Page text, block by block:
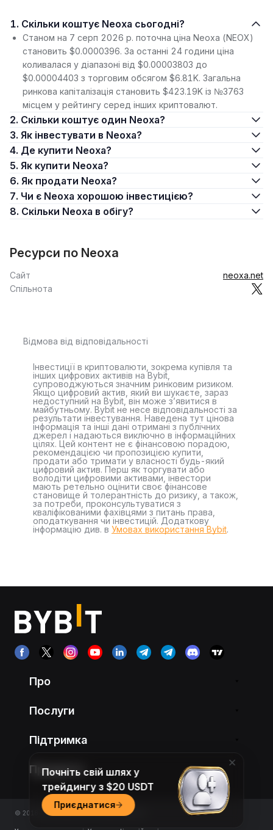
1. Скільки коштує Neoxa сьогодні?
Станом на 7 серп 2026 р. поточна ціна Neoxa (NEOX)
становить $0.0000396. За останні 24 години ціна
коливалася у діапазоні від $0.00003803 до
$0.00004403 з торговим обсягом $6.81K. Загальна
ринкова капіталізація становить $423.19K із №3763
місцем у рейтингу серед інших криптовалют.
2. Скільки коштує один Neoxa?
3. Як інвестувати в Neoxa?
4. Де купити Neoxa?
5. Як купити Neoxa?
6. Як продати Neoxa?
7. Чи є Neoxa хорошою інвестицією?
8. Скільки Neoxa в обігу?
Ресурси по Neoxa
Сайт
neoxa.net
Спільнота
Відмова від відповідальності
Інвестиції в криптовалюти, зокрема купівля та
інших цифрових активів на Bybit,
супроводжуються значним ринковим ризиком.
Якщо цифровий актив, який ви шукаєте, зараз
недоступний на Bybit, він може з’явитися в
майбутньому. Bybit не несе відповідальності за
результати інвестування. Наведена тут цінова
інформація та інші дані отримані з публічних
джерел і надаються виключно в інформаційних
цілях. Цей контент не є фінансовою порадою,
рекомендацією чи пропозицією купити,
продати або тримати у власності будь-який
цифровий актив. Перш як торгувати або
володіти цифровими активами, інвестори
мають ретельно оцінити своє фінансове
становище й толерантність до ризику, а також,
за потреби, проконсультуватися з
кваліфікованими фахівцями з питань права,
оподаткування чи інвестицій. Додаткову
інформацію див. в Умовах використання Bybit.
Про
Послуги
Підтримка
Продукти
© 2018-2026 Bybit.com. All rights reserved.
Почніть свій шлях у
трейдингу з $20 USDT
Приєднатися